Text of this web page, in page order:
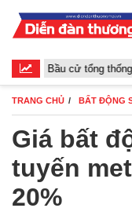
Bầu cử tổng thống Mỹ
TRANG CHỦ BẤT ĐỘNG
Giá bất
tuyến
20%